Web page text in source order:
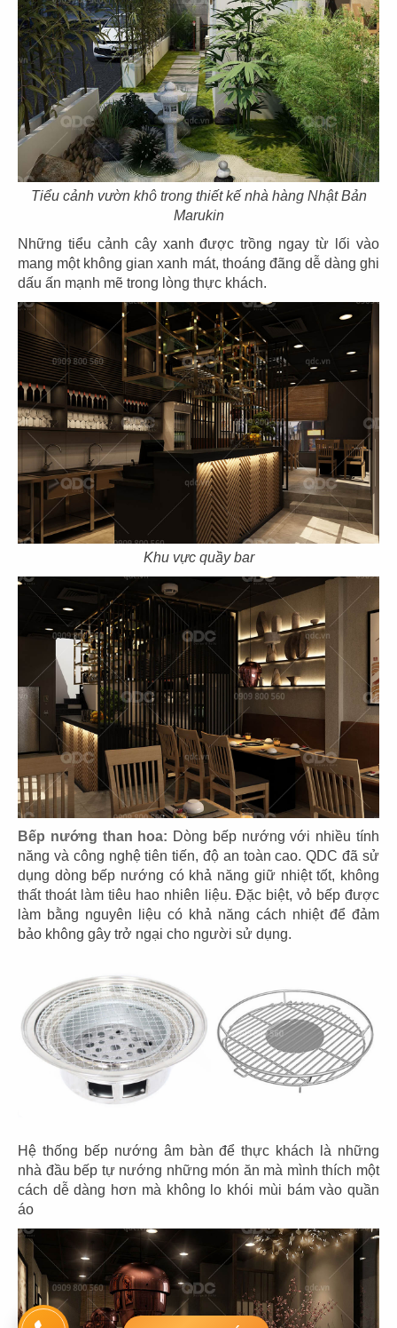
Tiểu cảnh vườn khô trong thiết kế nhà hàng Nhật Bản
Marukin
Những tiểu cảnh cây xanh được trồng ngay từ lối vào
mang một không gian xanh mát, thoáng đãng dễ dàng ghi
dấu ấn mạnh mẽ trong lòng thực khách.
Khu vực quầy bar
Bếp nướng than hoa: Dòng bếp nướng với nhiều tính
năng và công nghệ tiên tiến, độ an toàn cao. QDC đã sử
dụng dòng bếp nướng có khả năng giữ nhiệt tốt, không
thất thoát làm tiêu hao nhiên liệu. Đặc biệt, vỏ bếp được
làm bằng nguyên liệu có khả năng cách nhiệt để đảm
bảo không gây trở ngại cho người sử dụng.
Hệ thống bếp nướng âm bàn để thực khách là những
nhà đầu bếp tự nướng những món ăn mà mình thích một
cách dễ dàng hơn mà không lo khói mùi bám vào quần
áo
Địa điểm: Nguyễn Thái Bình, P.4, Q. Tân Bình,
TP.HCM
CHI TIẾT
THIẾT KẾ NHÀ HÀNG NHẬT DARUM
Chủ đầu tư: Công ty TNHH Darum
Diện tích: 91m2
Địa điểm: Thái Văn Lung, P. Bến Nghé, Q.1,
TP.HCM
CHI TIẾT
THIẾT KẾ NHÀ HÀNG NHẬT
MATSUZAKAYA COFFEE
Chủ đầu tư: Công ty TNHH Matsuza
Diện tích: 91m2
Địa điểm: 17/34 Thái Văn Lung, P. Bến Nghé, Q.1,
TP.HCM
CHI TIẾT
02 03 04
sách mới nhất
GỬI
2019 QDC DESIGN & BUILD . ALL RIGHTS RESERVED.